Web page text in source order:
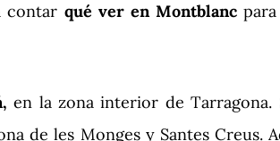
contar qué ver en Montblanc
en la zona interior de
de les Monges y Santes Creus.